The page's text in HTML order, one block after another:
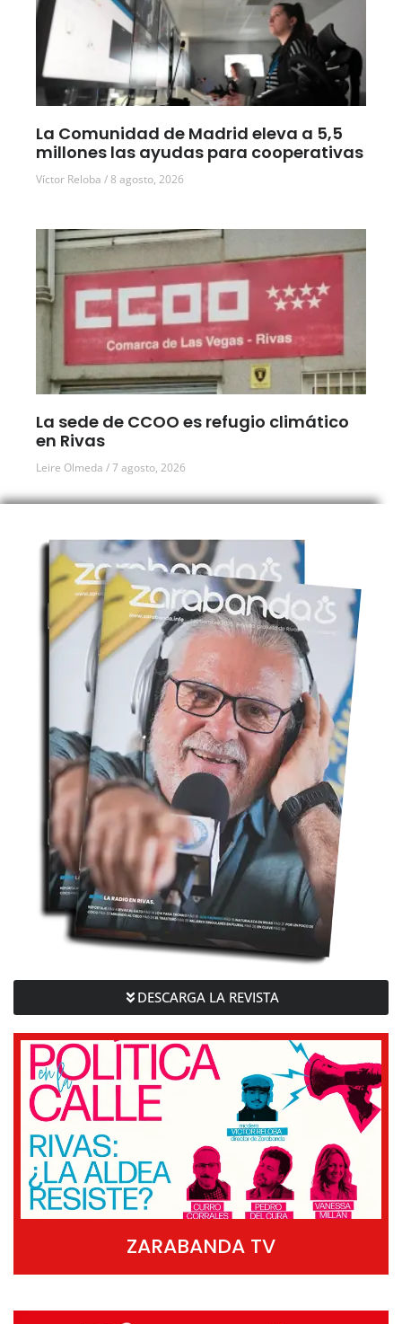
La Comunidad de Madrid eleva a 5,5
millones las ayudas para cooperativas
Víctor Reloba 8 agosto, 2026
La sede de CCOO es refugio climático
en Rivas
Leire Olmeda 7 agosto, 2026
DESCARGA LA REVISTA
ZARABANDA TV